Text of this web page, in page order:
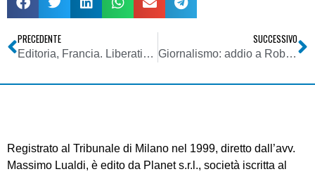
PRECEDENTE
Editoria, Francia. Liberation copia Murdoch: news online a pagamento
SUCCESSIVO
Giornalismo: addio a Roberto Ciuni. Fu alla guida de Il Mattino e La Nazione
Registrato al Tribunale di Milano nel 1999, diretto dall’avv.
Massimo Lualdi, è edito da Planet s.r.l., società iscritta al